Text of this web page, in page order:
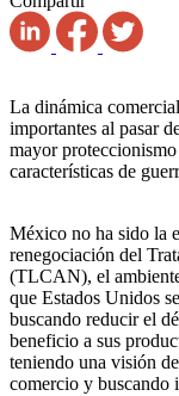
La dinámica
importantes al pasar
mayor
características de
México no ha sido la
renegociación del
(TLCAN), el
que Estados Unidos
buscando reducir el
beneficio a sus
teniendo una visión
comercio y buscando